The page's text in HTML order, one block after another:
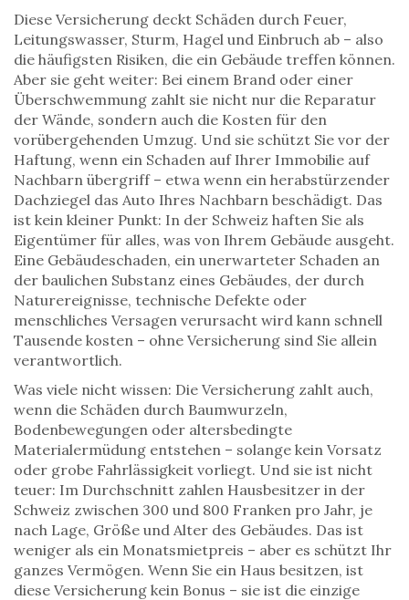
Diese Versicherung deckt Schäden durch Feuer,
Leitungswasser, Sturm, Hagel und Einbruch ab – also
die häufigsten Risiken, die ein Gebäude treffen können.
Aber sie geht weiter: Bei einem Brand oder einer
Überschwemmung zahlt sie nicht nur die Reparatur
der Wände, sondern auch die Kosten für den
vorübergehenden Umzug. Und sie schützt Sie vor der
Haftung, wenn ein Schaden auf Ihrer Immobilie auf
Nachbarn übergriff – etwa wenn ein herabstürzender
Dachziegel das Auto Ihres Nachbarn beschädigt. Das
ist kein kleiner Punkt: In der Schweiz haften Sie als
Eigentümer für alles, was von Ihrem Gebäude ausgeht.
Eine Gebäudeschaden, ein unerwarteter Schaden an
der baulichen Substanz eines Gebäudes, der durch
Naturereignisse, technische Defekte oder
menschliches Versagen verursacht wird kann schnell
Tausende kosten – ohne Versicherung sind Sie allein
verantwortlich.
Was viele nicht wissen: Die Versicherung zahlt auch,
wenn die Schäden durch Baumwurzeln,
Bodenbewegungen oder altersbedingte
Materialermüdung entstehen – solange kein Vorsatz
oder grobe Fahrlässigkeit vorliegt. Und sie ist nicht
teuer: Im Durchschnitt zahlen Hausbesitzer in der
Schweiz zwischen 300 und 800 Franken pro Jahr, je
nach Lage, Größe und Alter des Gebäudes. Das ist
weniger als ein Monatsmietpreis – aber es schützt Ihr
ganzes Vermögen. Wenn Sie ein Haus besitzen, ist
diese Versicherung kein Bonus – sie ist die einzige